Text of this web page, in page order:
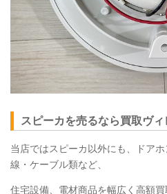
スピーカを売るなら買取ヴィ
当店ではスピーカ以外にも、ドア
線・ケーブル類など、
住宅設備、電材商品を幅広く高額買